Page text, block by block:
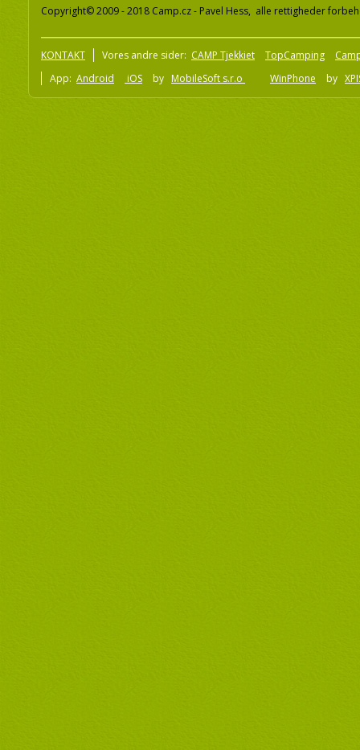
Copyright© 2009 - 2018 Camp.cz - Pavel Hess, alle rettigheder
KONTAKT Vores andre sider: CAMP Tjekkiet TopCamping
App: Android iOS by MobileSoft s.r.o WinPhone by